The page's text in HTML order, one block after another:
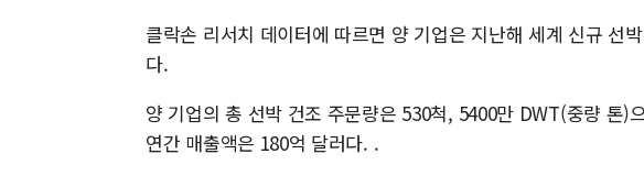
클락손 리서치 데이터에 따르면 양 기업은 지난해 세계 신규 선
다.
양 기업의 총 선박 건조 주문량은 530척, 5400만 DWT(중량 톤)
연간 매출액은 180억 달러다. .